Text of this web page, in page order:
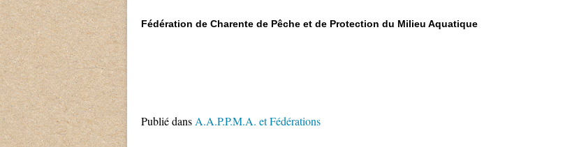
Fédération de Charente de Pêche et de Protection du Milieu Aquatique
Publié dans A.A.P.P.M.A. et Fédérations